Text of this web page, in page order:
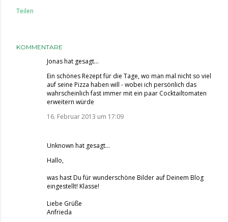
Teilen
KOMMENTARE
Jonashat gesagt…
Ein schönes Rezept für die Tage, wo man mal nicht so viel
auf seine Pizza haben will - wobei ich persönlich das
wahrscheinlich fast immer mit ein paar Cocktailtomaten
erweitern würde
16. Februar 2013 um 17:09
Unknown hat gesagt…
Hallo,
was hast Du für wunderschöne Bilder auf Deinem Blog
eingestellt! Klasse!
Liebe Grüße
Anfrieda